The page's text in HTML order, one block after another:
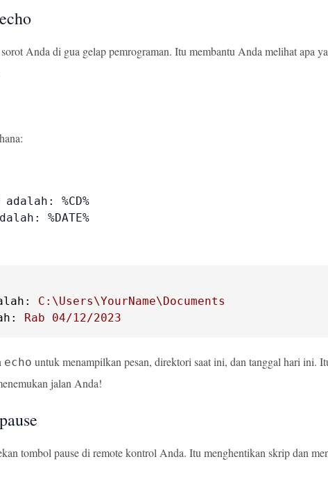
Anda di gua gelap pemrograman. Itu membantu Anda melihat apa
%CD%
%DATE%
C:\Users\YourName\Documents
Rab 04/12/2023
echo untuk menampilkan pesan, direktori saat ini, dan tanggal hari ini.
jalan Anda!
tombol pause di remote kontrol Anda. Itu menghentikan skrip dan